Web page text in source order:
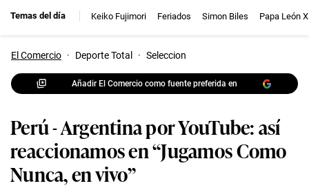
Temas del día Keiko Fujimori Feriados Simon Biles Papa León
El Comercio · Deporte Total · Seleccion
Añadir El Comercio como fuente preferida en
Perú - Argentina por YouTube: así
reaccionamos en “Jugamos Como
Nunca, en vivo”